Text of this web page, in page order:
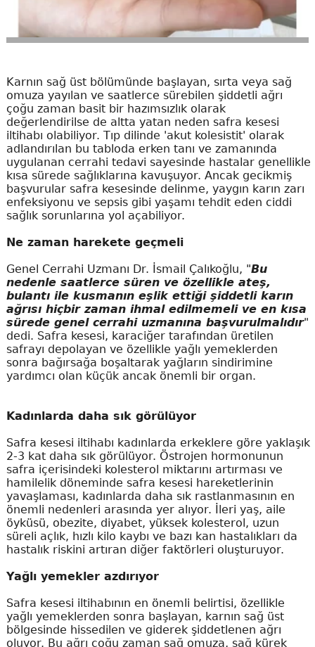
Karnın sağ üst bölümünde başlayan, sırta veya sağ
omuza yayılan ve saatlerce sürebilen şiddetli ağrı
çoğu zaman basit bir hazımsızlık olarak
değerlendirilse de altta yatan neden safra kesesi
iltihabı olabiliyor. Tıp dilinde 'akut kolesistit' olarak
adlandırılan bu tabloda erken tanı ve zamanında
uygulanan cerrahi tedavi sayesinde hastalar genellikle
kısa sürede sağlıklarına kavuşuyor. Ancak gecikmiş
başvurular safra kesesinde delinme, yaygın karın zarı
enfeksiyonu ve sepsis gibi yaşamı tehdit eden ciddi
sağlık sorunlarına yol açabiliyor.
Ne zaman harekete geçmeli
Genel Cerrahi Uzmanı Dr. İsmail Çalıkoğlu, "Bu
nedenle saatlerce süren ve özellikle ateş,
bulantı ile kusmanın eşlik ettiği şiddetli karın
ağrısı hiçbir zaman ihmal edilmemeli ve en kısa
sürede genel cerrahi uzmanına başvurulmalıdır"
dedi. Safra kesesi, karaciğer tarafından üretilen
safrayı depolayan ve özellikle yağlı yemeklerden
sonra bağırsağa boşaltarak yağların sindirimine
yardımcı olan küçük ancak önemli bir organ.
Kadınlarda daha sık görülüyor
Safra kesesi iltihabı kadınlarda erkeklere göre yaklaşık
2-3 kat daha sık görülüyor. Östrojen hormonunun
safra içerisindeki kolesterol miktarını artırması ve
hamilelik döneminde safra kesesi hareketlerinin
yavaşlaması, kadınlarda daha sık rastlanmasının en
önemli nedenleri arasında yer alıyor. İleri yaş, aile
öyküsü, obezite, diyabet, yüksek kolesterol, uzun
süreli açlık, hızlı kilo kaybı ve bazı kan hastalıkları da
hastalık riskini artıran diğer faktörleri oluşturuyor.
Yağlı yemekler azdırıyor
Safra kesesi iltihabının en önemli belirtisi, özellikle
yağlı yemeklerden sonra başlayan, karnın sağ üst
bölgesinde hissedilen ve giderek şiddetlenen ağrı
oluyor. Bu ağrı çoğu zaman sağ omuza, sağ kürek